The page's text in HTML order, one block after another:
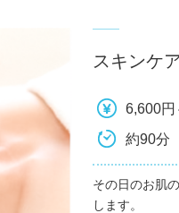
スキンケ
6,600円
約90分
その日のお肌
します。